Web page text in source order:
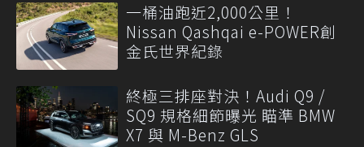
一桶油跑近2,000公里！
Nissan Qashqai e-POWER創
金氏世界紀錄
終極三排座對決！Audi Q9 /
SQ9 規格細節曝光 瞄準 BMW
X7 與 M-Benz GLS